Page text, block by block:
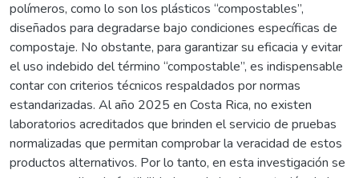
polímeros, como lo son los plásticos “compostables”,
diseñados para degradarse bajo condiciones específicas de
compostaje. No obstante, para garantizar su eficacia y evitar
el uso indebido del término “compostable”, es indispensable
contar con criterios técnicos respaldados por normas
estandarizadas. Al año 2025 en Costa Rica, no existen
laboratorios acreditados que brinden el servicio de pruebas
normalizadas que permitan comprobar la veracidad de estos
productos alternativos. Por lo tanto, en esta investigación se